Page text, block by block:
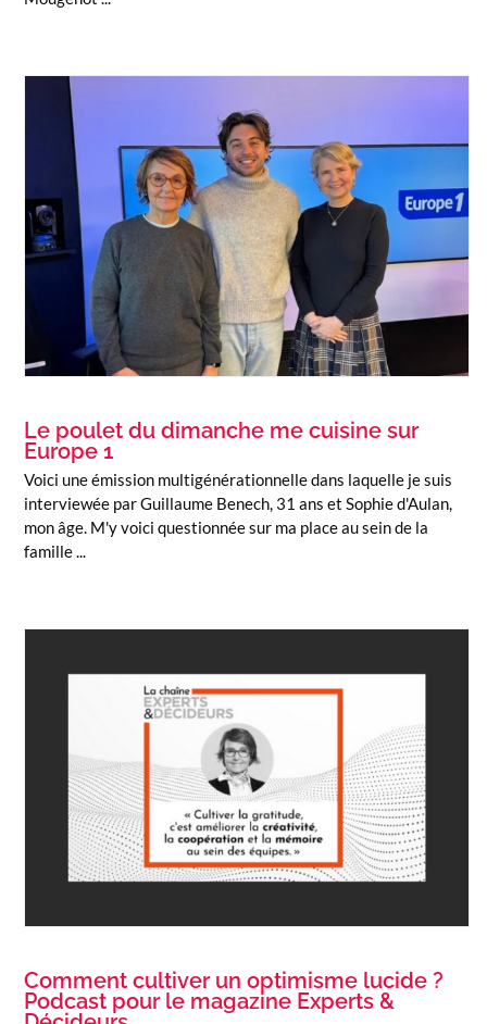
Le poulet du dimanche me cuisine sur
Europe 1
Voici une émission multigénérationnelle dans laquelle je suis
interviewée par Guillaume Benech, 31 ans et Sophie d'Aulan,
mon âge. M'y voici questionnée sur ma place au sein de la
famille ...
Comment cultiver un optimisme lucide ?
Podcast pour le magazine Experts &